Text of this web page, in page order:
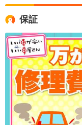
保証